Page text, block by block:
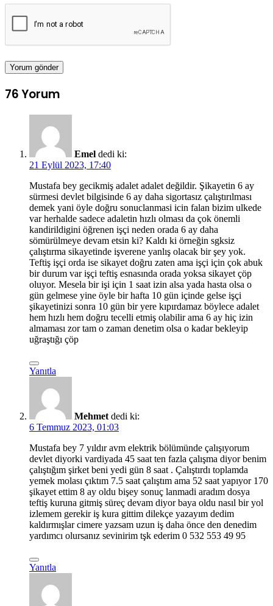
76 Yorum
Emel dedi ki:
21 Eylül 2023, 17:40
Mustafa bey gecikmiş adalet adalet değildir. Şikayetin 6 ay
sürmesi devlet bilgisinde 6 ay daha sigortasız çalıştırılması
demek yani öyle doğru sonuclanmasi icin falan bizim ulkede
var herhalde sadece adaletin hızlı olması da çok önemli
kandirildigini öğrenen işçi neden orada 6 ay daha
sömürülmeye devam etsin ki? Kaldı ki örneğin sgksiz
çalıştırma sikayetinde işverene yanlış olacak bir şey yok.
Teftiş işçi orda ise sikayet doğru zaten ama işçi için çok abuk
bir durum var işçi teftiş esnasında orada yoksa sikayet çöp
oluyor. Mesela bir işi için 1 saat izin alsa yada hasta olsa o
gün gelmese yine öyle bir hafta 10 gün içinde gelse işçi
şikayetinizi sonra 10 gün bir yere kıpırdamaz böylece adalet
hem hızlı hem doğru tecelli etmiş olabilir ama 6 ay hiç izin
almaması zor tam o zaman denetim olsa o kadar bekleyip
uğraştığı çöp
Yanıtla
Mehmet dedi ki:
6 Temmuz 2023, 01:03
Mustafa bey 7 yıldır avm elektrik bölümünde çalışıyorum
devlet diyorki vardiyada 45 saat ten fazla çalışma diyor benim
çalıştığım şirket beni yedi gün 8 saat . Çalıştırdı toplamda
yemek molası çıktım 7.5 saat çalıştım ama 52 saat yapıyor 170
şikayet ettim 8 ay oldu bişey sonuç lanmadi aradım dosya
teftiş kuruna gitmiş süreç devam diyor baya oldu nasıl bir yol
izlemem gerekir iş kura gittim dilekçe yazayım dedim
kaldırmışlar cimere yazsam uzun iş daha önce den denedim
yardımcı olursanız sevinirim tşk ederim 0 532 553 49 95
Yanıtla